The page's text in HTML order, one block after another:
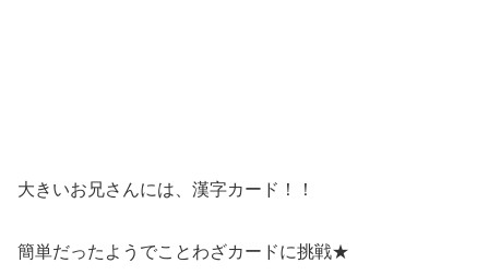
大きいお兄さんには、漢字カード！！
簡単だったようでことわざカードに挑戦★